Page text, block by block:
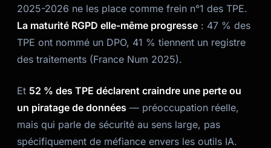
2025-2026 ne les place comme frein n°1 des TPE.
La maturité RGPD elle-même progresse : 47 % des
TPE ont nommé un DPO, 41 % tiennent un registre
des traitements (France Num 2025).
Et 52 % des TPE déclarent craindre une perte ou
un piratage de données — préoccupation réelle,
mais qui parle de sécurité au sens large, pas
spécifiquement de méfiance envers les outils IA.